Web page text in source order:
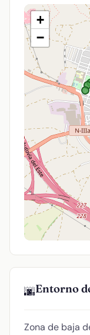
+
−
🌆Entorno
Zona de baja